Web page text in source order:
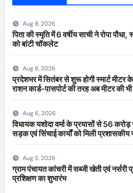
Aug 8, 2026
पिता की स्मृति में 6 वर्षीय साची ने रोपा
को बांटी चॉकलेट
Aug 8, 2026
प्रदेशभर में सितंबर से शुरू होगी स्मार्ट मीटर
राशन कार्ड-पासपोर्ट की तरह अब मीटर की
Aug 6, 2026
विधायक यशोदा वर्मा के प्रयासों से 56
सड़क एवं सिंचाई कार्यों को मिली प्रशासकीय
Aug 5, 2026
ग्राम पंचायत कांचरी में सब्जी खेती एवं नर्सरी
प्रशिक्षण का शुभारंभ